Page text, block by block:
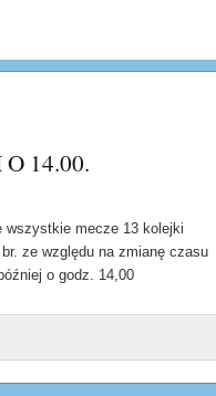
14.00.
wszystkie mecze 13 kolejki
ze względu na zmianę czasu
o godz. 14,00